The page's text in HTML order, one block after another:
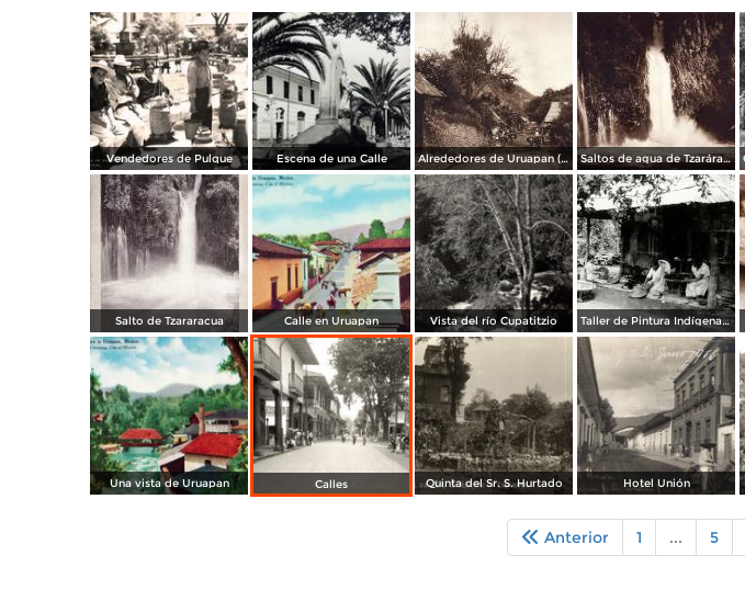
Vendedores de Pulque Escena de una Calle Alrededores de Uruapan (circa 1920) Saltos de agua de Tzaráracua (circa 1920)
Salto de Tzararacua Calle en Uruapan Vista del río Cupatitzio Taller de Pintura Indígena en Uruapan
Una vista de Uruapan Calles Quinta del Sr. S. Hurtado Hotel Unión
Anterior 1 ... 5